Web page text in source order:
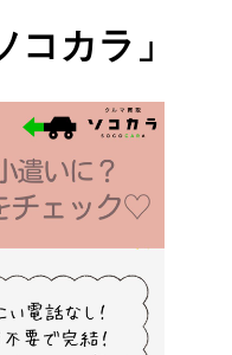
コカラ」